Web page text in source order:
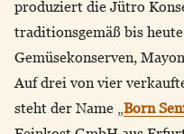
produziert die Jütro
traditionsgemäß bis
Gemüsekonserven,
Auf drei von vier
steht der Name „ Born